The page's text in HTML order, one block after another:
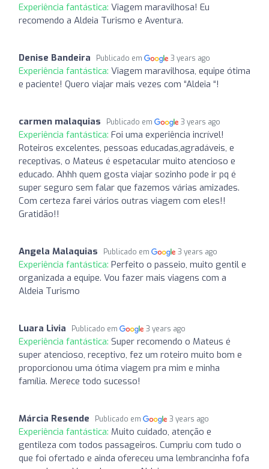
Experiência fantástica: Viagem maravilhosa! Eu
recomendo a Aldeia Turismo e Aventura.
Denise Bandeira Publicado em 3 years ago
Experiência fantástica: Viagem maravilhosa, equipe ótima
e paciente! Quero viajar mais vezes com “Aldeia “!
carmen malaquias Publicado em 3 years ago
Experiência fantástica: Foi uma experiência incrível!
Roteiros excelentes, pessoas educadas,agradáveis, e
receptivas, o Mateus é espetacular muito atencioso e
educado. Ahhh quem gosta viajar sozinho pode ir pq é
super seguro sem falar que fazemos várias amizades.
Com certeza farei vários outras viagem com eles!!
Gratidão!!
Angela Malaquias Publicado em 3 years ago
Experiência fantástica: Perfeito o passeio, muito gentil e
organizada a equipe. Vou fazer mais viagens com a
Aldeia Turismo
Luara Livia Publicado em 3 years ago
Experiência fantástica: Super recomendo o Mateus é
super atencioso, receptivo, fez um roteiro muito bom e
proporcionou uma ótima viagem pra mim e minha
família. Merece todo sucesso!
Márcia Resende Publicado em 3 years ago
Experiência fantástica: Muito cuidado, atenção e
gentileza com todos passageiros. Cumpriu com tudo o
que foi ofertado e ainda ofereceu uma lembrancinha fofa